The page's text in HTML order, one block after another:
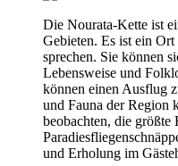
Die Nourata-Kette ist
Gebieten. Es ist ein
sprechen. Sie können
Lebensweise und
können einen Ausflug
und Fauna der Region
beobachten, die größte
und Erholung im